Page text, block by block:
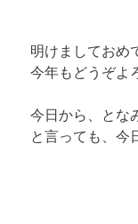
明けましておめ
今年もどうぞよ
今日から、とな
と言っても、今